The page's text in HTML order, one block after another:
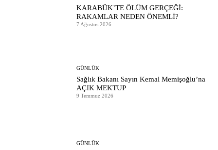
KARABÜK’TE ÖLÜM GERÇEĞİ:
RAKAMLAR NEDEN ÖNEMLİ?
7 Ağustos 2026
GÜNLÜK
Sağlık Bakanı Sayın Kemal Memişoğlu’na
AÇIK MEKTUP
9 Temmuz 2026
GÜNLÜK